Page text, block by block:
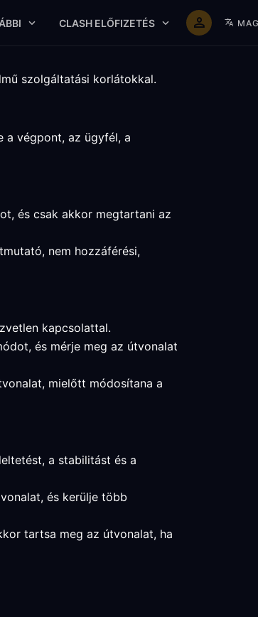
CLASH ELŐFIZETÉS
szolgáltatási korlátokkal.
a végpont, az ügyfél, a
és csak akkor megtartani az
nem hozzáférési,
kapcsolattal.
és mérje meg az útvonalat
mielőtt módosítana a
a stabilitást és a
és kerülje több
tartsa meg az útvonalat, ha